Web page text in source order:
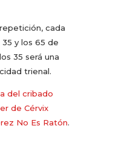
cada
y los 65 de
35 será una
trienal.
del cribado
de Cérvix
No Es Ratón.